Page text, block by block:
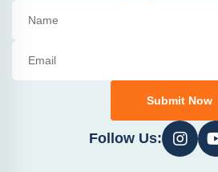
Submit Now
Follow Us: